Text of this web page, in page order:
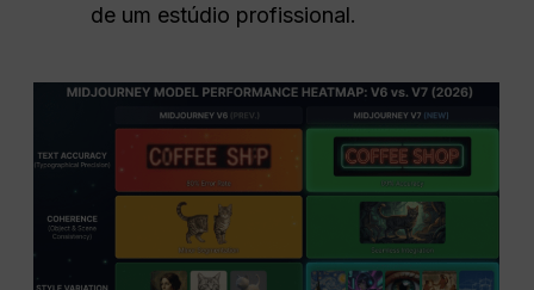
de um estúdio profissional.